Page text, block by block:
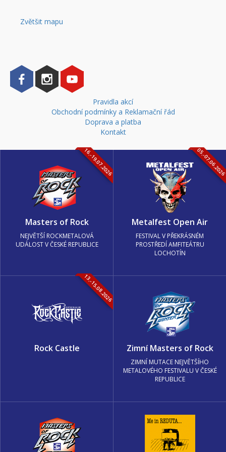
Zvětšit mapu
Pravidla akcí
Obchodní podmínky a Reklamační řád
Doprava a platba
Kontakt
16.-19.07.2026
Masters of Rock
NEJVĚTŠÍ ROCKMETALOVÁ
UDÁLOST V ČESKÉ REPUBLICE
05.-
Metalfest Open Air
FESTIVAL V PŘEKRÁSNÉM
PROSTŘEDÍ AMFITEÁTRU
LOCHOTÍN
13.-15.08.2026
Rock Castle Zimní Masters of Rock
ZIMNÍ MUTACE NEJVĚTŠÍHO
METALOVÉHO FESTIVALU V ČESKÉ
REPUBLICE